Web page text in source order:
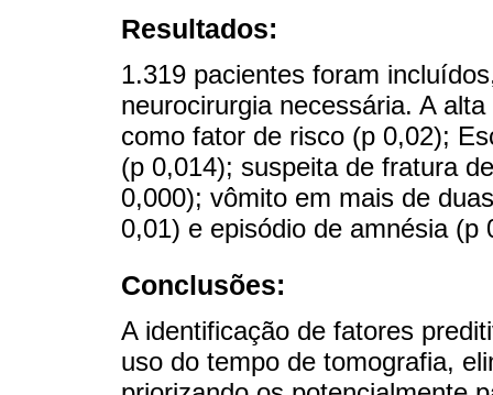
Resultados:
1.319 pacientes foram
neurocirurgia necessária. A
como fator de risco (p 0,02);
(p 0,014); suspeita de fratura
0,000); vômito em mais de
0,01) e episódio de amnésia (p
Conclusões:
A identificação de fatores
uso do tempo de tomografia,